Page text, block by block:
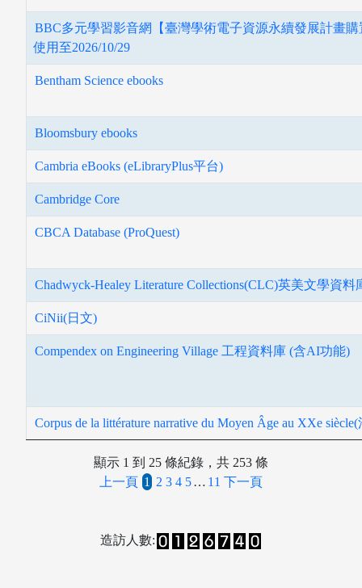
BBC多元學習影音網【臺灣學術電子資源永續發展計畫購
使用至2026/10/29
Bentham Science ebooks
Bloomsbury ebooks
Cambria eBooks (eLibraryPlus平台)
Cambridge Core
CBCA Database (ProQuest)
Chadwyck-Healey Literature Collections(CLC)英美文學資料
CiNii(日文)
Compendex on Engineering Village 工程資料庫 (含AI功能)
Corpus de la littérature narrative du Moyen Âge au XXe
顯示 1 到 25 條紀錄，共 253 條
上一頁 1 2 3 4 5… 11 下一頁
造訪人數: